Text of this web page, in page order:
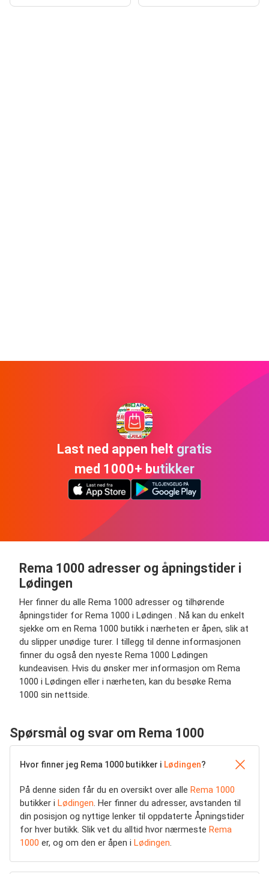
Last ned appen helt gratis
med 1000+ butikker
Rema 1000 adresser og åpningstider i
Lødingen
Her finner du alle Rema 1000 adresser og tilhørende
åpningstider for Rema 1000 i Lødingen . Nå kan du enkelt
sjekke om en Rema 1000 butikk i nærheten er åpen, slik at
du slipper unødige turer. I tillegg til denne informasjonen
finner du også den nyeste Rema 1000 Lødingen
kundeavisen. Hvis du ønsker mer informasjon om Rema
1000 i Lødingen eller i nærheten, kan du besøke Rema
1000 sin nettside.
Spørsmål og svar om Rema 1000
Hvor finner jeg Rema 1000 butikker i Lødingen?
På denne siden får du en oversikt over alle Rema 1000
butikker i Lødingen. Her finner du adresser, avstanden til
din posisjon og nyttige lenker til oppdaterte Åpningstider
for hver butikk. Slik vet du alltid hvor nærmeste Rema
1000 er, og om den er åpen i Lødingen.